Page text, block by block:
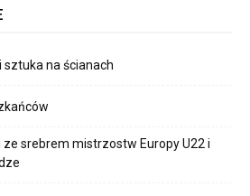
sztuka na ścianach
srebrem mistrzostw Europy U22 i